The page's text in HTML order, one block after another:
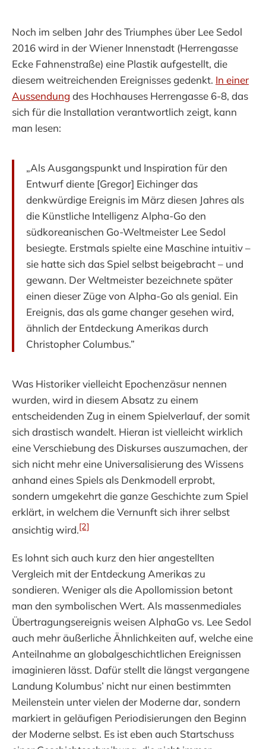
Noch im selben Jahr des Triumphes über Lee Sedol
2016 wird in der Wiener Innenstadt (Herrengasse
Ecke Fahnenstraße) eine Plastik aufgestellt, die
diesem weitreichenden Ereignisses gedenkt. In einer
Aussendung des Hochhauses Herrengasse 6-8, das
sich für die Installation verantwortlich zeigt, kann
man lesen:
„Als Ausgangspunkt und Inspiration für den
Entwurf diente [Gregor] Eichinger das
denkwürdige Ereignis im März diesen Jahres als
die Künstliche Intelligenz Alpha-Go den
südkoreanischen Go-Weltmeister Lee Sedol
besiegte. Erstmals spielte eine Maschine intuitiv –
sie hatte sich das Spiel selbst beigebracht – und
gewann. Der Weltmeister bezeichnete später
einen dieser Züge von Alpha-Go als genial. Ein
Ereignis, das als game changer gesehen wird,
ähnlich der Entdeckung Amerikas durch
Christopher Columbus.”
Was Historiker vielleicht Epochenzäsur nennen
wurden, wird in diesem Absatz zu einem
entscheidenden Zug in einem Spielverlauf, der somit
sich drastisch wandelt. Hieran ist vielleicht wirklich
eine Verschiebung des Diskurses auszumachen, der
sich nicht mehr eine Universalisierung des Wissens
anhand eines Spiels als Denkmodell erprobt,
sondern umgekehrt die ganze Geschichte zum Spiel
erklärt, in welchem die Vernunft sich ihrer selbst
ansichtig wird.[2]
Es lohnt sich auch kurz den hier angestellten
Vergleich mit der Entdeckung Amerikas zu
sondieren. Weniger als die Apollomission betont
man den symbolischen Wert. Als massenmediales
Übertragungsereignis weisen AlphaGo vs. Lee Sedol
auch mehr äußerliche Ähnlichkeiten auf, welche eine
Anteilnahme an globalgeschichtlichen Ereignissen
imaginieren lässt. Dafür stellt die längst vergangene
Landung Kolumbus’ nicht nur einen bestimmten
Meilenstein unter vielen der Moderne dar, sondern
markiert in geläufigen Periodisierungen den Beginn
der Moderne selbst. Es ist eben auch Startschuss